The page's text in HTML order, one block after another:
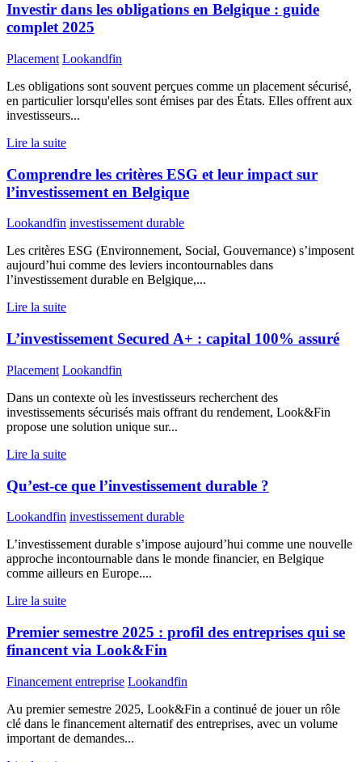
Investir dans les obligations en Belgique : guide
complet 2025
Placement Lookandfin
Les obligations sont souvent perçues comme un placement sécurisé,
en particulier lorsqu'elles sont émises par des États. Elles offrent aux
investisseurs...
Lire la suite
Comprendre les critères ESG et leur impact sur
l’investissement en Belgique
Lookandfin investissement durable
Les critères ESG (Environnement, Social, Gouvernance) s’imposent
aujourd’hui comme des leviers incontournables dans
l’investissement durable en Belgique,...
Lire la suite
L’investissement Secured A+ : capital 100% assuré
Placement Lookandfin
Dans un contexte où les investisseurs recherchent des
investissements sécurisés mais offrant du rendement, Look&Fin
propose une solution unique sur...
Lire la suite
Qu’est-ce que l’investissement durable ?
Lookandfin investissement durable
L’investissement durable s’impose aujourd’hui comme une nouvelle
approche incontournable dans le monde financier, en Belgique
comme ailleurs en Europe....
Lire la suite
Premier semestre 2025 : profil des entreprises qui se
financent via Look&Fin
Financement entreprise Lookandfin
Au premier semestre 2025, Look&Fin a continué de jouer un rôle
clé dans le financement alternatif des entreprises, avec un volume
important de demandes...